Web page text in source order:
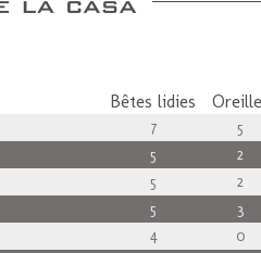
Bêtes lidies
7
5
5
2
5
2
5
3
4
0